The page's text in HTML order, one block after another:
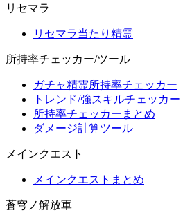
リセマラ
リセマラ当たり精霊
所持率チェッカー/ツール
ガチャ精霊所持率チェッカー
トレンド/強スキルチェッカー
所持率チェッカーまとめ
ダメージ計算ツール
メインクエスト
メインクエストまとめ
蒼穹ノ解放軍